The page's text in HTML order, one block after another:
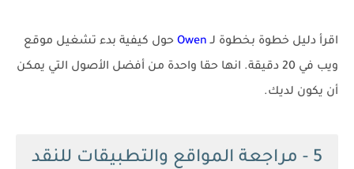
اقرأ دليل خطوة بخطوة لـ Owen حول كيفية بدء تشغيل موقع
ويب في 20 دقيقة. انها حقا واحدة من أفضل الأصول التي يمكن
أن يكون لديك.
5 - مراجعة المواقع والتطبيقات للنقد